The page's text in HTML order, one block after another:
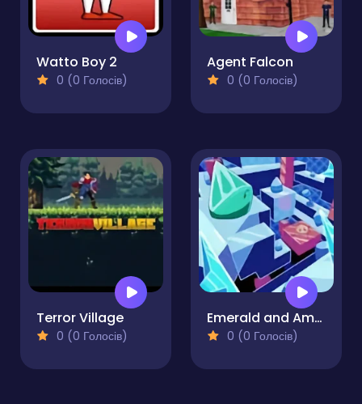
Watto Boy 2
0 (0 Голосів)
Agent Falcon
0 (0 Голосів)
Terror Village
0 (0 Голосів)
Emerald and Amber
0 (0 Голосів)